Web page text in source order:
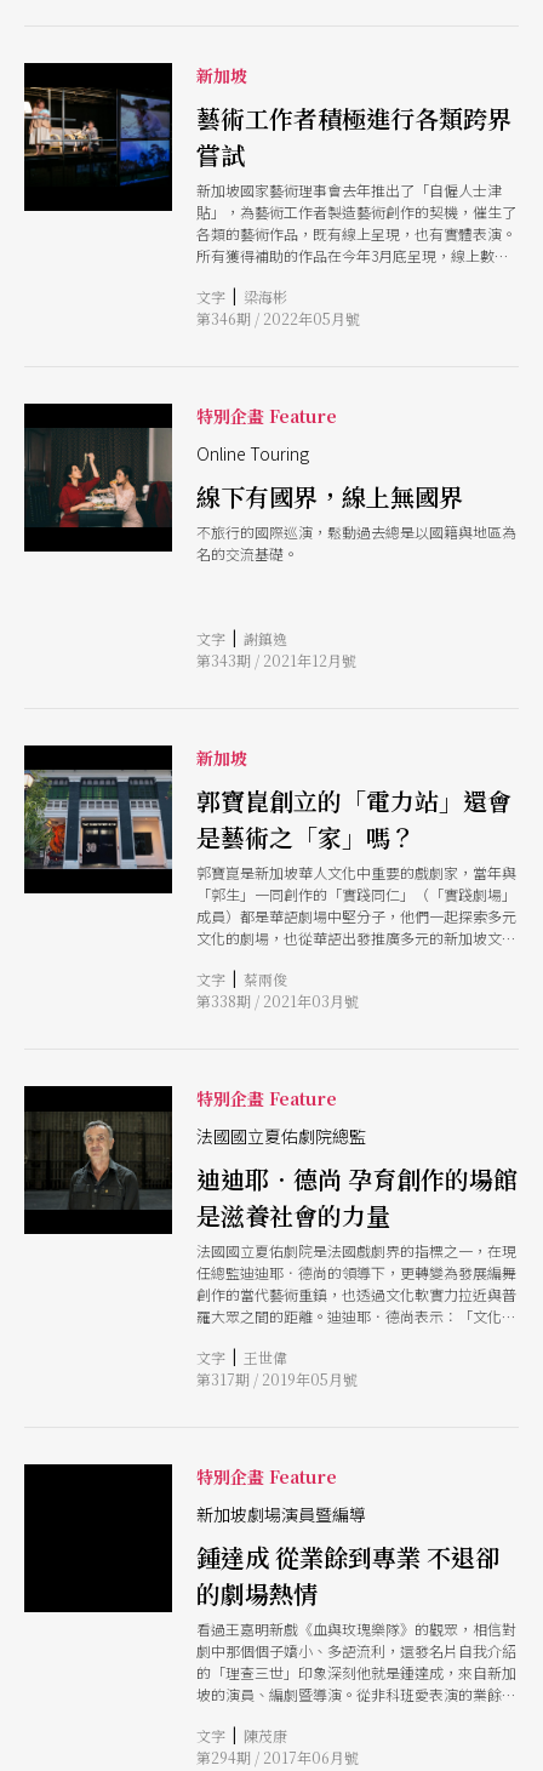
按原訂計畫演出至9月3日。 觀眾是演出重要的一
另有創新，好的作品總能讓觀眾在一次一次觀看
後，擁有不同的感知和感受。
學、文物保存維護、藝術史長久作為藝術研究的
「三位一體」，雖然在劇中有著深淺不一的呈顯，
但本文試圖以此三者抽離原有脈絡，改以「美術館
作為謎題場域」、「寶藏敘事的保存維護」、「史
學的時空統整術」，重新檢視《解密美術館：遺失
域：美術館的外掛敘事 故事第1章〈揭開大幕〉
中，年邁的梁女士擬將1幅珍貴畫作捐贈給美術
館，然而在移交儀式中，掃描技術意外發現畫作藏
有詭異密碼，不僅打亂了儀式進行，亦開啟了歷史
身世的懸疑。作為館內研究員的外孫女，邀請觀眾
陪同踏上解謎推理的旅程。當得知這棟歷史建築內
埋藏了傳說中的寶藏，觀眾化身成遊戲玩家，必須
3章〈重現天日〉中，觀眾與孫女一同揭曉梁女士
跡。 藝術史研究一直都跟推理有著性質上的親緣
性；而美術館作為一個充滿謎題的場域，不僅保存
並展示待解的謎題，也常常成為藝術品加密與解密
的角色。如同劇中的新加坡國立美術館，將寶藏加
密的同時又等待著專業推理的解密。然而，劇中採
取的是亞洲戰爭與殖民歷史敘事，而非處理視覺材
作為線索，而不是內在意義來推導。當劇中的「史
學推理」旨在服務戲劇情節，不汲取新加坡國立美
劇寫實邏輯本身的保證。但令人
新加坡
藝術工作者積極進行各類跨界
嘗試
新加坡國家藝術理事會去年推出了「自僱人士津
貼」，為藝術工作者製造藝術創作的契機，催生了
各類的藝術作品，既有線上呈現，也有實體表演。
所有獲得補助的作品在今年3月底呈現，線上數位
行，例如單人劇《餐飲外送》（Order On The
Go）刻畫外送員的苦樂心酸，便是邀請觀眾到街
文字 | 梁海彬
第346期 / 2022年05月號
特別企畫 Feature
Online Touring
線下有國界，線上無國界
不旅行的國際巡演，鬆動過去總是以國籍與地區為
名的交流基礎。
文字 | 謝鎮逸
第343期 / 2021年12月號
新加坡
郭寶崑創立的「電力站」還會
是藝術之「家」嗎？
郭寶崑是新加坡華人文化中重要的戲劇家，當年與
「郭生」一同創作的「實踐同仁」（「實踐劇場」
成員）都是華語劇場中堅分子，他們一起探索多元
文化的劇場，也從華語出發推廣多元的新加坡文
文字 | 蔡兩俊
第338期 / 2021年03月號
特別企畫 Feature
法國國立夏佑劇院總監
迪迪耶．德尚 孕育創作的場館
是滋養社會的力量
法國國立夏佑劇院是法國戲劇界的指標之一，在現
任總監迪迪耶．德尚的領導下，更轉變為發展編舞
創作的當代藝術重鎮，也透過文化軟實力拉近與普
羅大眾之間的距離。迪迪耶．德尚表示：「文化機
他們多元的視角是整體社會的養分。藝術家也透過
創作回饋劇院，讓它們能開展更為豐富的行動。」
文字 | 王世偉
第317期 / 2019年05月號
特別企畫 Feature
新加坡劇場演員暨編導
鍾達成 從業餘到專業 不退卻
的劇場熱情
看過王嘉明新戲《血與玫瑰樂隊》的觀眾，相信對
劇中那個個子嬌小、多語流利，還發名片自我介紹
的「理查三世」印象深刻他就是鍾達成，來自新加
坡的演員、編劇暨導演。從非科班愛表演的業餘素
坡的劇場發展，秉持著愛戲的熱情一路走來。這個
月他將帶來獨角戲《根》，演出他的尋根歷程。
文字 | 陳茂康
第294期 / 2017年06月號